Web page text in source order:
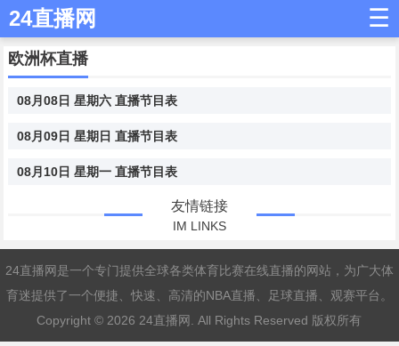
24直播网 ☰
欧洲杯直播
08月08日 星期六 直播节目表
08月09日 星期日 直播节目表
08月10日 星期一 直播节目表
友情链接
IM LINKS
24直播网是一个专门提供全球各类体育比赛在线直播的网站，为广大体
育迷提供了一个便捷、快速、高清的NBA直播、足球直播、观赛平台。
Copyright © 2026 24直播网 . All Rights Reserved 版权所有